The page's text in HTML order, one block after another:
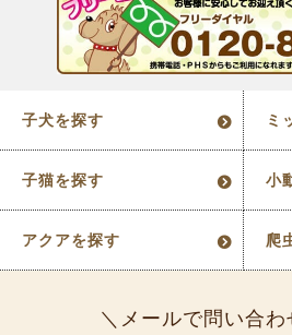
子犬を探す ミ
子猫を探す 小
アクアを探す 爬
メールで問い合わ